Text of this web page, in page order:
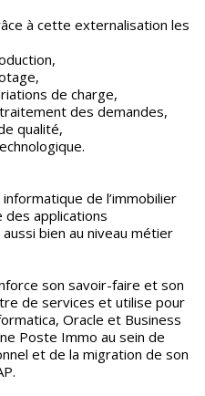
à cette externalisation les
de charge,
des demandes,
qualité,
de l’immobilier
applications
bien au niveau métier
son savoir-faire et son
de services et utilise pour
Oracle et Business
Poste Immo au sein de
et de la migration de son